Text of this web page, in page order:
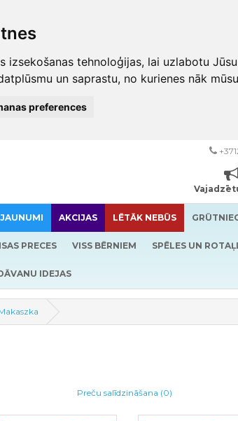
izsekošanas tehnoloģijas, lai uzlabotu
un saprastu, no kurienes nāk
preferences
JAUNUMI AKCIJAS LĒTĀK NEBŪS
PRECES VISS BĒRNIEM SPĒLES UN
IDEJAS
Preču salīdzināšana (0)